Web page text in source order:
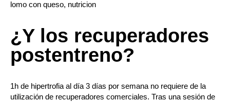
¿Y los recuperadores
postentreno?
1h de hipertrofia al día 3 días por semana no requiere de la
utilización de recuperadores comerciales. Tras una sesión de